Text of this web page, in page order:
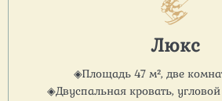
Люкс
◈Площадь 47 м², две
◈Двуспальная кровать,